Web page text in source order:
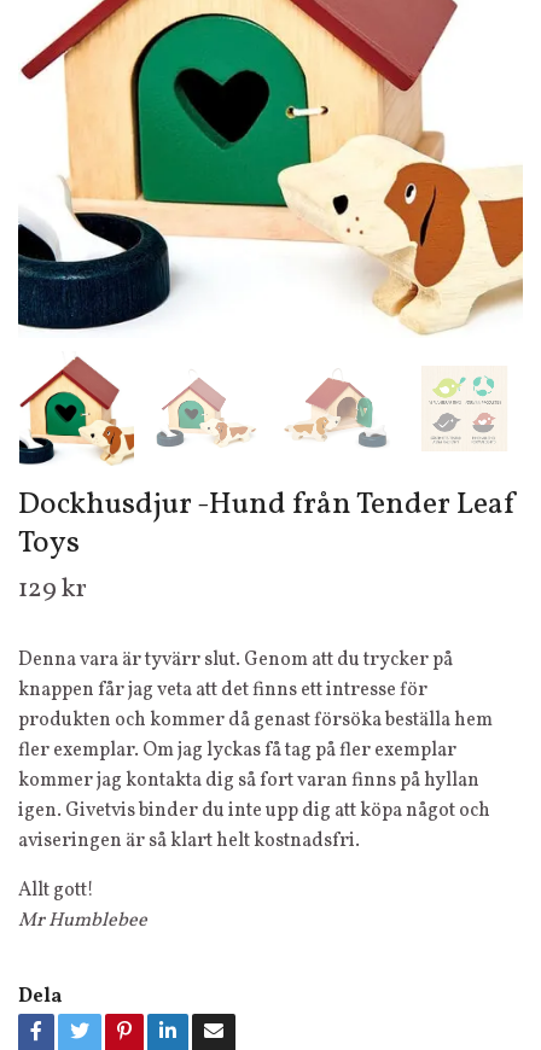
Dockhusdjur -Hund från Tender Leaf
Toys
129 kr
Denna vara är tyvärr slut. Genom att du trycker på
knappen får jag veta att det finns ett intresse för
produkten och kommer då genast försöka beställa hem
fler exemplar. Om jag lyckas få tag på fler exemplar
kommer jag kontakta dig så fort varan finns på hyllan
igen. Givetvis binder du inte upp dig att köpa något och
aviseringen är så klart helt kostnadsfri.
Allt gott!
Mr Humblebee
Dela